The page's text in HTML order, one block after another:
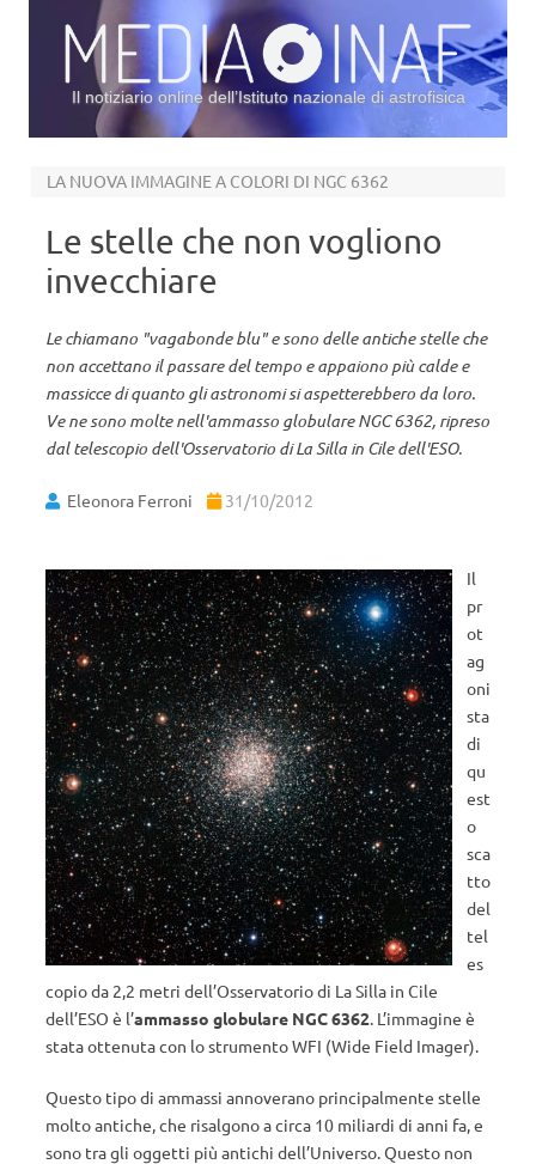
Il notiziario online dell’Istituto nazionale di astrofisica
LA NUOVA IMMAGINE A COLORI DI NGC 6362
Le stelle che non vogliono
invecchiare
Le chiamano "vagabonde blu" e sono delle antiche stelle che
non accettano il passare del tempo e appaiono più calde e
massicce di quanto gli astronomi si aspetterebbero da loro.
Ve ne sono molte nell'ammasso globulare NGC 6362, ripreso
dal telescopio dell'Osservatorio di La Silla in Cile dell'ESO.
Eleonora Ferroni 31/10/2012
Il
pr
ot
ag
oni
sta
di
qu
est
o
sca
tto
del
tel
es
copio da 2,2 metri dell’Osservatorio di La Silla in Cile
dell’ESO è l’ammasso globulare NGC 6362. L’immagine è
stata ottenuta con lo strumento WFI (Wide Field Imager).
Questo tipo di ammassi annoverano principalmente stelle
molto antiche, che risalgono a circa 10 miliardi di anni fa, e
sono tra gli oggetti più antichi dell’Universo. Questo non